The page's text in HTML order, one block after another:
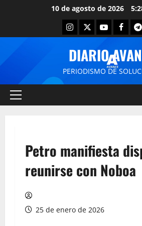
10 de agosto de 2026
DIARIO
PERIODISMO DE
Petro manifiesta
reunirse con Noboa
25 de enero de 2026